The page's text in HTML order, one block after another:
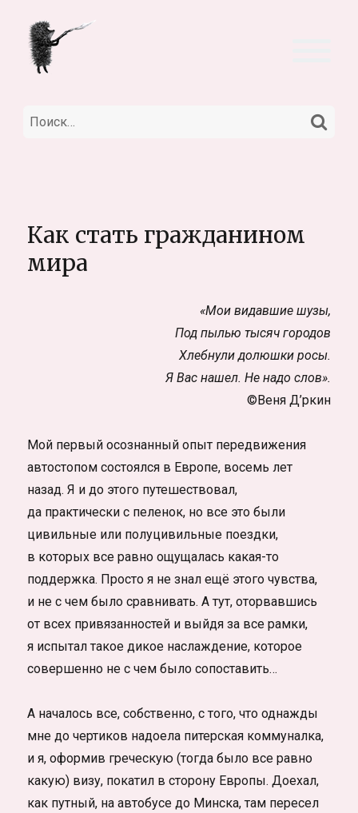
Искать:
Как стать гражданином
мира
«Мои видавшие шузы,
Под пылью тысяч городов
Хлебнули долюшки росы.
Я Вас нашел. Не надо слов».
©Веня Д’ркин
Мой первый осознанный опыт передвижения
автостопом состоялся в Европе, восемь лет
назад. Я и до этого путешествовал,
да практически с пеленок, но все это были
цивильные или полуцивильные поездки,
в которых все равно ощущалась какая-то
поддержка. Просто я не знал ещё этого чувства,
и не с чем было сравнивать. А тут, оторвавшись
от всех привязанностей и выйдя за все рамки,
я испытал такое дикое наслаждение, которое
совершенно не с чем было сопоставить…
А началось все, собственно, с того, что однажды
мне до чертиков надоела питерская коммуналка,
и я, оформив греческую (тогда было все равно
какую) визу, покатил в сторону Европы. Доехал,
как путный, на автобусе до Минска, там пересел